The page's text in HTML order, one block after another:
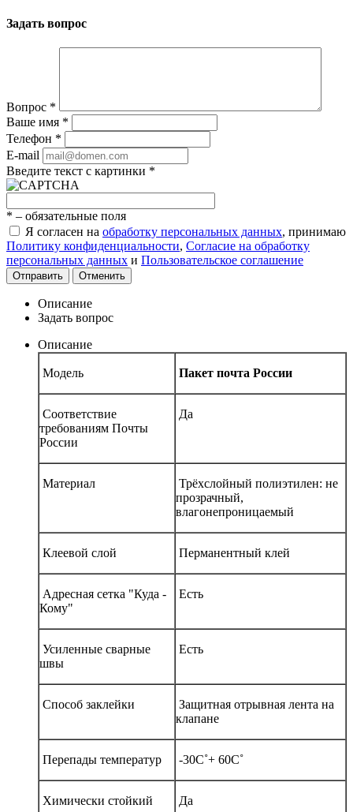
Задать вопрос
Вопрос *
Ваше имя *
Телефон *
E-mail
Введите текст с картинки *
* – обязательные поля
Я согласен на обработку персональных данных, принимаю
Политику конфиденциальности, Согласие на обработку
персональных данных и Пользовательское соглашение
Отправить Отменить
Описание
Задать вопрос
Описание
Модель Пакет почта России
Соответствие
требованиям Почты
России
Да
Материал
Трёхслойный полиэтилен: не
прозрачный,
влагонепроницаемый
Клеевой слой Перманентный клей
Адресная сетка "Куда -
Кому"
Есть
Усиленные сварные
швы
Есть
Способ заклейки
Защитная отрывная лента на
клапане
Перепады температур -30С˚+ 60С˚
Химически стойкий Да